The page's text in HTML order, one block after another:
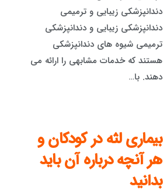
دندانپزشکی زیبایی و ترمیمی
دندانپزشکی زیبایی و دندانپزشکی
ترمیمی شیوه های دندانپزشکی
هستند که خدمات مشابهی را ارائه می
دهند. با…
بیماری لثه در کودکان و
هر آنچه درباره آن باید
بدانید